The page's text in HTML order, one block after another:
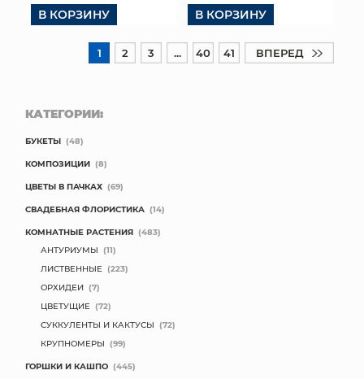
В КОРЗИНУ В КОРЗИНУ
1 2 3 ... 40 41 ВПЕРЕД
КАТЕГОРИИ:
БУКЕТЫ (48)
КОМПОЗИЦИИ (8)
ЦВЕТЫ В ПАЧКАХ (69)
СВАДЕБНАЯ ФЛОРИСТИКА (14)
КОМНАТНЫЕ РАСТЕНИЯ (483)
АНТУРИУМЫ (11)
ЛИСТВЕННЫЕ (223)
ОРХИДЕИ (7)
ЦВЕТУЩИЕ (72)
СУККУЛЕНТЫ И КАКТУСЫ (72)
КРУПНОМЕРЫ (99)
ГОРШКИ И КАШПО (445)